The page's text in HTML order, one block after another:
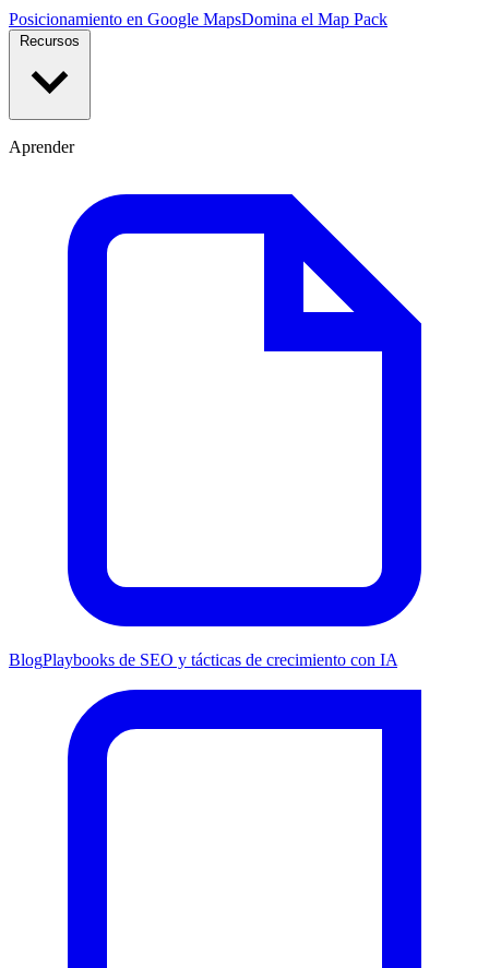
Posicionamiento en Google MapsDomina el Map Pack
Aprender
BlogPlaybooks de SEO y tácticas de crecimiento con IA